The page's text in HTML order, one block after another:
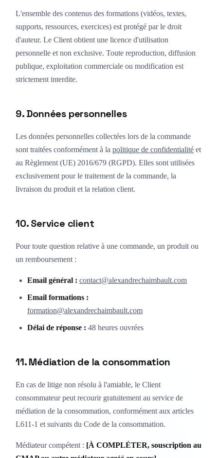
L'ensemble des contenus des formations (vidéos, textes,
supports, ressources, exercices) est protégé par le droit
d'auteur. Le Client obtient une licence d'utilisation
personnelle et non exclusive. Toute reproduction, diffusion
publique, exploitation commerciale ou modification est
strictement interdite.
9. Données personnelles
Les données personnelles collectées lors de la commande
sont traitées conformément à la politique de confidentialité et
au Règlement (UE) 2016/679 (RGPD). Elles sont utilisées
exclusivement pour le traitement de la commande, la
livraison du produit et la relation client.
10. Service client
Pour toute question relative à une commande, un produit ou
un remboursement :
Email général : contact@alexandrechaimbault.com
Email formations :
formation@alexandrechaimbault.com
Délai de réponse : 48 heures ouvrées
11. Médiation de la consommation
En cas de litige non résolu à l'amiable, le Client
consommateur peut recourir gratuitement au service de
médiation de la consommation, conformément aux articles
L611-1 et suivants du Code de la consommation.
Médiateur compétent : [À COMPLÉTER, souscription au